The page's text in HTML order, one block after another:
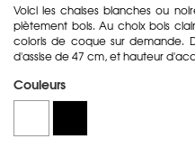
Voici les chaises blanches ou
piètement bois. Au choix bois
coloris de coque sur demande.
d'assise de 47 cm, et hauteur
Couleurs